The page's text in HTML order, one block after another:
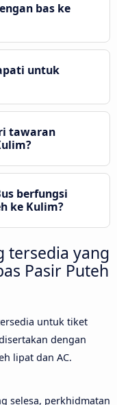
bas ke
untuk
tawaran
berfungsi
ke Kulim?
tersedia yang
Pasir Puteh
untuk tiket
dengan
lipat dan AC.
selesa, perkhidmatan